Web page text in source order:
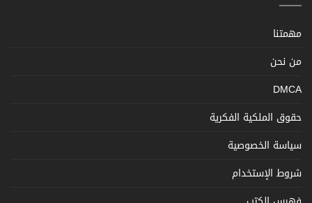
مهمتنا
من نحن
DMCA
حقوق الملكية الفكرية
سياسة الخصوصية
شروط الإستخدام